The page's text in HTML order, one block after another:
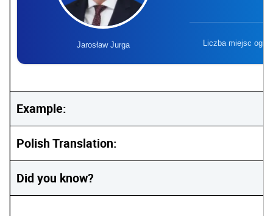
Jarosław Jurga Liczba miejsc
Example:
Polish Translation:
Did you know?